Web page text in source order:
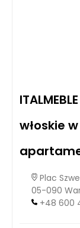
włoskie
Plac
05-090
+48 600